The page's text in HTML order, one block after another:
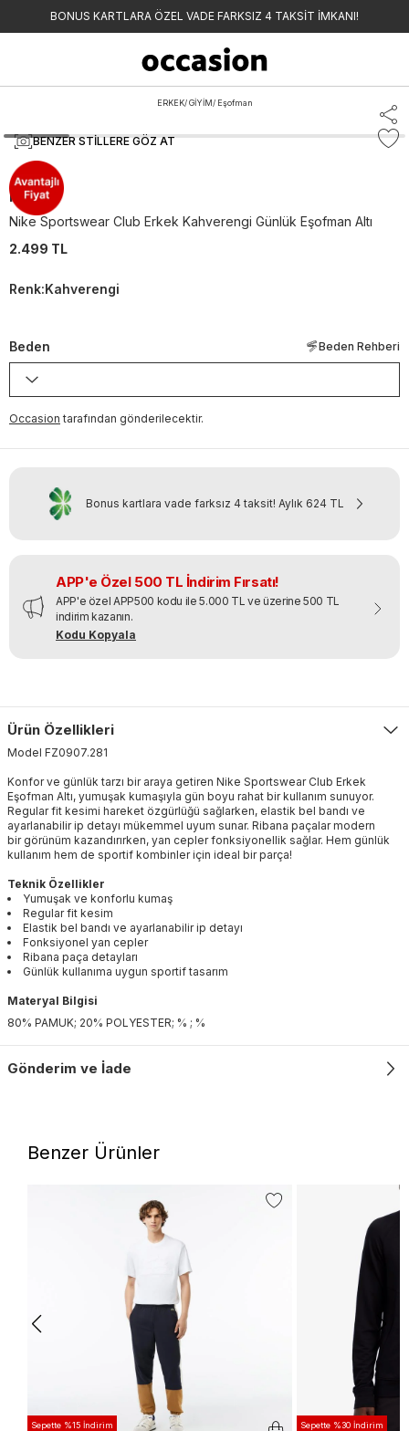
BONUS KARTLARA ÖZEL VADE FARKSIZ 4 TAKSİT İMKANI!
ERKEK/ GİYİM/ Eşofman
BENZER STILLERE GÖZ AT
Nike
Nike Sportswear Club Erkek Kahverengi Günlük Eşofman Altı
2.499 TL
Renk:Kahverengi
Beden Beden Rehberi
Occasion tarafından gönderilecektir.
Bonus kartlara vade farksız 4 taksit! Aylık 624 TL
APP'e Özel 500 TL İndirim Fırsatı!
APP'e özel APP500 kodu ile 5.000 TL ve üzerine 500 TL
indirim kazanın.
Kodu Kopyala
Ürün Özellikleri
Model FZ0907.281
Konfor ve günlük tarzı bir araya getiren Nike Sportswear Club Erkek
Eşofman Altı, yumuşak kumaşıyla gün boyu rahat bir kullanım sunuyor.
Regular fit kesimi hareket özgürlüğü sağlarken, elastik bel bandı ve
ayarlanabilir ip detayı mükemmel uyum sunar. Ribana paçalar modern
bir görünüm kazandırırken, yan cepler fonksiyonellik sağlar. Hem günlük
kullanım hem de sportif kombinler için ideal bir parça!
Teknik Özellikler
Yumuşak ve konforlu kumaş
Regular fit kesim
Elastik bel bandı ve ayarlanabilir ip detayı
Fonksiyonel yan cepler
Ribana paça detayları
Günlük kullanıma uygun sportif tasarım
Materyal Bilgisi
80% PAMUK; 20% POLYESTER; % ; %
Gönderim ve İade
Benzer Ürünler
Sepette %15 İndirim Sepette %30 İndirim